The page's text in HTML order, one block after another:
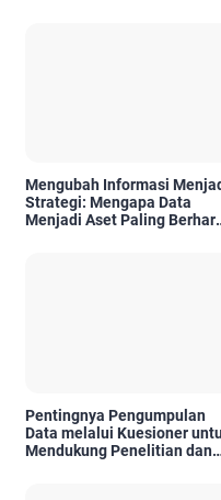
Mengubah Informasi
Strategi: Mengapa Data
Menjadi Aset Paling
Pentingnya Pengumpulan
Data melalui Kuesioner
Mendukung Penelitian dan